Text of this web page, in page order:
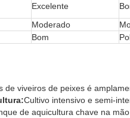
Excelente
Moderado
Bom
de viveiros de peixes é
Cultivo intensivo e semi-
de aquicultura chave na mão